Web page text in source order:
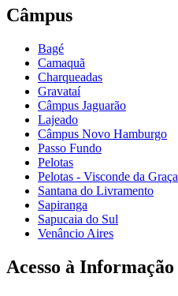
Câmpus
Bagé
Camaquã
Charqueadas
Gravataí
Câmpus Jaguarão
Lajeado
Câmpus Novo Hamburgo
Passo Fundo
Pelotas
Pelotas - Visconde da Graça
Santana do Livramento
Sapiranga
Sapucaia do Sul
Venâncio Aires
Acesso à Informação